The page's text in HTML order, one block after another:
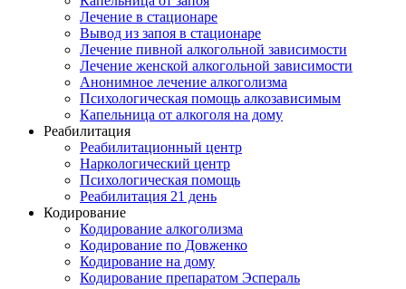
Лечение в стационаре
Вывод из запоя в стационаре
Лечение пивной алкогольной зависимости
Лечение женской алкогольной зависимости
Анонимное лечение алкоголизма
Психологическая помощь алкозависимым
Капельница от алкоголя на дому
Реабилитация
Реабилитационный центр
Наркологический центр
Психологическая помощь
Реабилитация 21 день
Кодирование
Кодирование алкоголизма
Кодирование по Довженко
Кодирование на дому
Кодирование препаратом Эспераль